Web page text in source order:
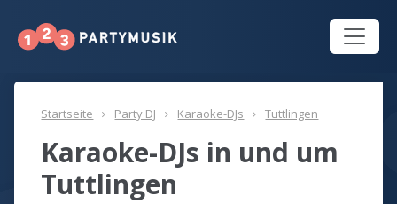
Startseite Party DJ Karaoke-DJs Tuttlingen
Karaoke-DJs in und um
Tuttlingen